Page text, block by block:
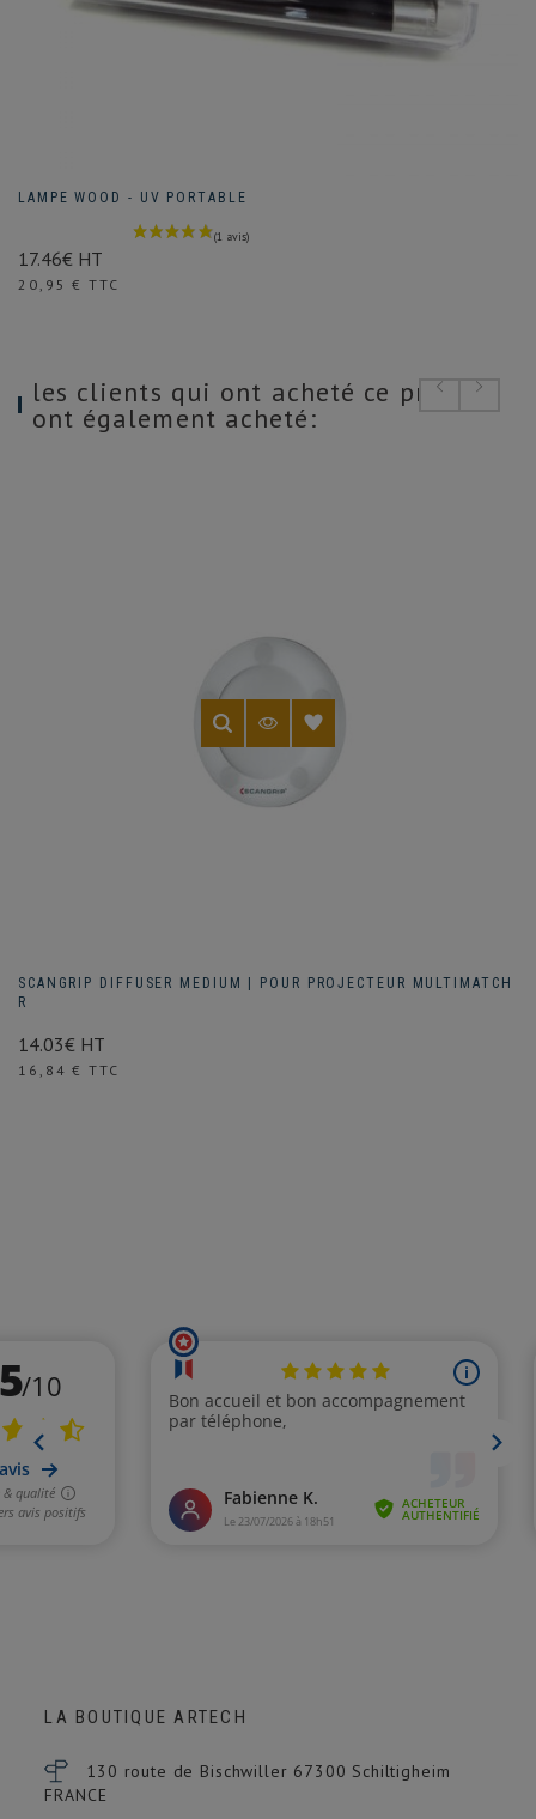
LAMPE WOOD - UV PORTABLE
17.46€ HT
Prix
20,95 € TTC
les clients qui ont acheté ce produit
ont également acheté:
SCANGRIP DIFFUSER MEDIUM | POUR PROJECTEUR MULTIMATCH
R
14.03€ HT
Prix
16,84 € TTC
LA BOUTIQUE ARTECH
130 route de Bischwiller 67300 Schiltigheim
FRANCE